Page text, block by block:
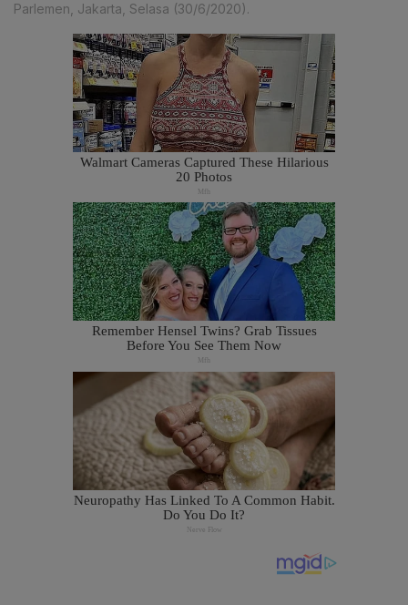
Parlemen, Jakarta, Selasa (30/6/2020).